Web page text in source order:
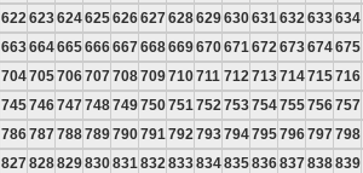
622 623624625626627628629630631 632 633634
663664665666667668669670671 672 673674675
704705706707708709710711 712 713714715716
745746747748749750751 752 753754755756757
786787788789790791 792 793794795796797798
827828829830831 832 833834835836837838839